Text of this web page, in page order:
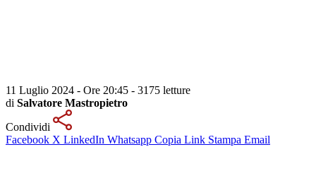
11 Luglio 2024 - Ore 20:45 - 3175 letture
di Salvatore Mastropietro
Condividi
Facebook X LinkedIn Whatsapp Copia Link Stampa Email